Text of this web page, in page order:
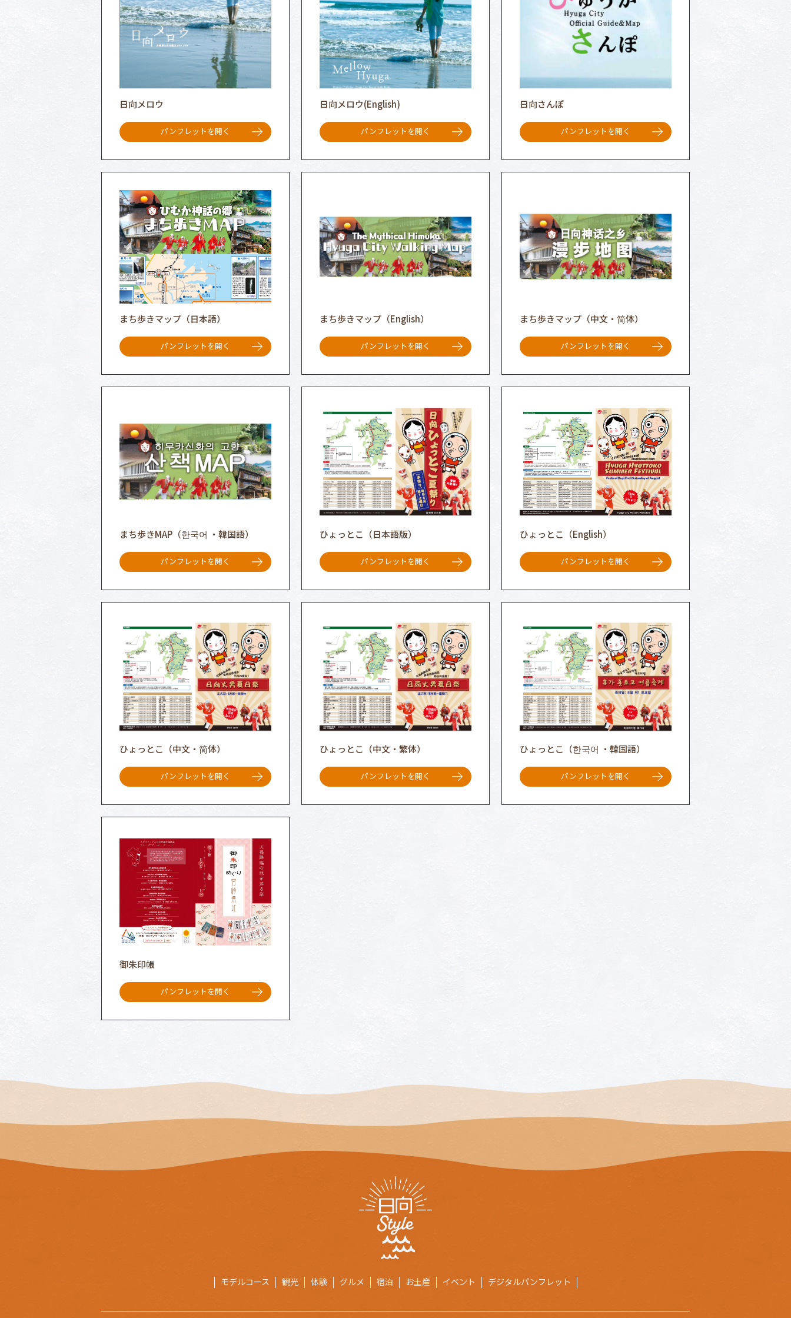
日向メロウ
パンフレットを開く
日向メロウ(English)
パンフレットを開く
日向さんぽ
パンフレットを開く
まち歩きマップ（日本語）
パンフレットを開く
まち歩きマップ（English）
パンフレットを開く
まち歩きマップ（中文・简体）
パンフレットを開く
まち歩きMAP（한국어 ・韓国語）
パンフレットを開く
ひょっとこ（日本語版）
パンフレットを開く
ひょっとこ（English）
パンフレットを開く
ひょっとこ（中文・简体）
パンフレットを開く
ひょっとこ（中文・繁体）
パンフレットを開く
ひょっとこ（한국어 ・韓国語）
パンフレットを開く
御朱印帳
パンフレットを開く
モデルコース 観光 体験 グルメ 宿泊 お土産 イベント デジタルパンフレット